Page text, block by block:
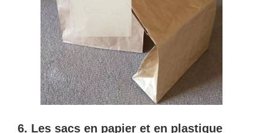
6. Les sacs en papier et en plastique